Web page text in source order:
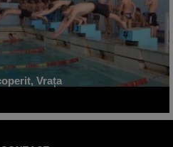
Vrața